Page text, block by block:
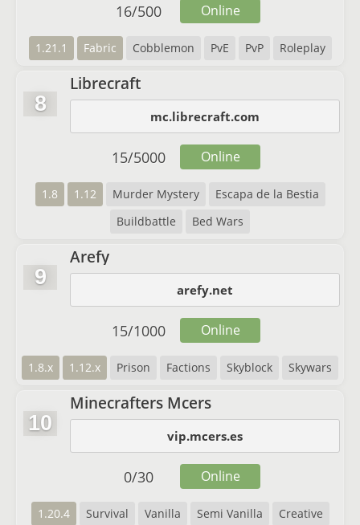
1.21.1 Fabric Cobblemon PvE PvP Roleplay
16/500 Online
8
Librecraft
mc.librecraft.com
1.8 1.12 Murder Mystery
Escapa de la Bestia
Buildbattle
Bed Wars
15/5000 Online
9
Arefy
arefy.net
1.8.x 1.12.x Prison Factions Skyblock Skywars
15/1000 Online
10
Minecrafters Mcers
vip.mcers.es
1.20.4 Survival Vanilla Semi Vanilla Creative
0/30 Online